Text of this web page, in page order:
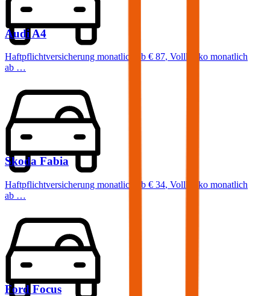
Audi A4
Haftpflichtversicherung monatlich ab € 87, Vollkasko monatlich
ab …
Skoda Fabia
Haftpflichtversicherung monatlich ab € 34, Vollkasko monatlich
ab …
Ford Focus